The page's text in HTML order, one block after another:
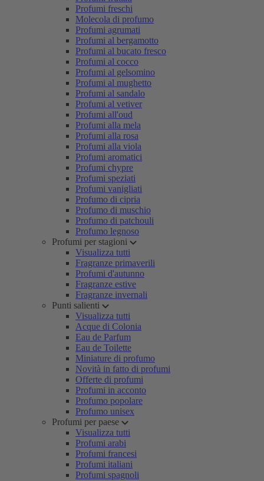
Profumi freschi
Molecola di profumo
Profumi agrumati
Profumi al bergamotto
Profumi al bucato fresco
Profumi al cocco
Profumi al gelsomino
Profumi al mughetto
Profumi al sandalo
Profumi al vetiver
Profumi all'oud
Profumi alla mela
Profumi alla rosa
Profumi alla viola
Profumi aromatici
Profumi chypre
Profumi speziati
Profumi vanigliati
Profumo di cipria
Profumo di muschio
Profumo di patchouli
Profumo legnoso
Profumi per stagioni
Visualizza tutti
Fragranze primaverili
Profumi d'autunno
Fragranze estive
Fragranze invernali
Punti salienti
Visualizza tutti
Acque di Colonia
Eau de Parfum
Eau de Toilette
Miniature di profumo
Novità in fatto di profumi
Offerte di profumi
Profumi in acconto
Profumo popolare
Profumo unisex
Profumi per paese
Visualizza tutti
Profumi arabi
Profumi francesi
Profumi italiani
Profumi spagnoli